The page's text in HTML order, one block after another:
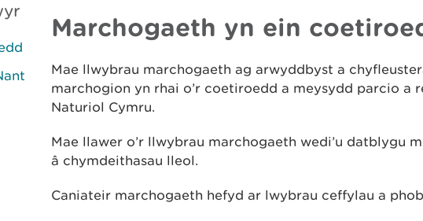
Marchogaeth yn ein
Mae llwybrau marchogaeth ag arwyddbyst a
marchogion yn rhai o’r coetiroedd a meysydd parcio a
Naturiol Cymru.
Mae llawer o’r llwybrau marchogaeth wedi’u datblygu
â chymdeithasau lleol.
Caniateir marchogaeth hefyd ar lwybrau ceffylau a